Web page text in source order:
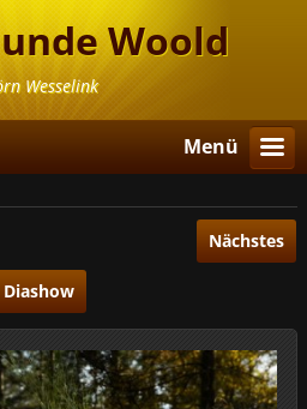
Woold
Wesselink
Menü
Nächstes
Diashow